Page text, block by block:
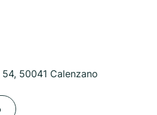
50041 Calenzano